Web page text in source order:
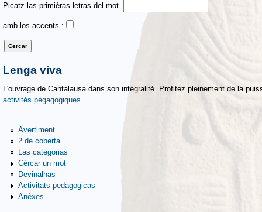
Picatz las primièras letras del mot.
amb los accents :
Lenga viva
L'ouvrage de Cantalausa dans son intégralité. Profitez pleinement de la
activités pégagogiques
Avertiment
2 de coberta
Las categorias
Cèrcar un mot
Devinalhas
Activitats pedagogicas
Anèxes